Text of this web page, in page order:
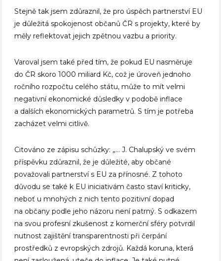
Stejně tak jsem zdůraznil, že pro úspěch partnerství EU
je důležitá spokojenost občanů ČR s projekty, které by
měly reflektovat jejich zpětnou vazbu a priority.
Varoval jsem také před tím, že pokud EU nasměruje
do ČR skoro 1000 miliard Kč, což je úroveň jednoho
ročního rozpočtu celého státu, může to mít velmi
negativní ekonomické důsledky v podobě inflace
a dalších ekonomických parametrů. S tím je potřeba
zacházet velmi citlivě.
Citováno ze zápisu schůzky: „… J. Chalupský ve svém
příspěvku zdůraznil, že je důležité, aby občané
považovali partnerství s EU za přínosné. Z tohoto
důvodu se také k EU iniciativám často staví kriticky,
neboť u mnohých z nich tento pozitivní dopad
na občany podle jeho názoru není patrný. S odkazem
na svou profesní zkušenost z komerční sféry potvrdil
nutnost zajištění transparentnosti při čerpání
prostředků z evropských zdrojů. Každá koruna, která